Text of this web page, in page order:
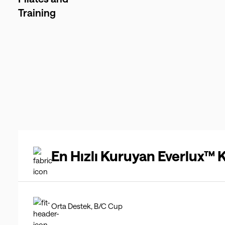
Training
En Hızlı Kuruyan Everlux™
Orta Destek, B/C Cup